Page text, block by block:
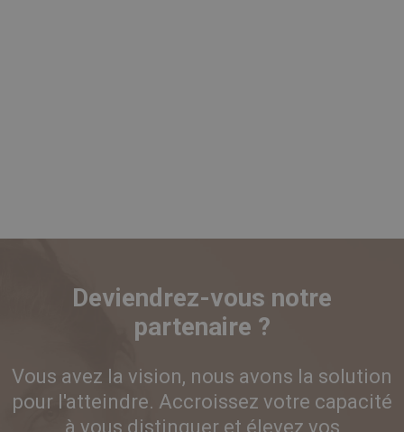
Deviendrez-vous notre
partenaire ?
Vous avez la vision, nous avons la solution
pour l'atteindre. Accroissez votre capacité
à vous distinguer et élevez vos